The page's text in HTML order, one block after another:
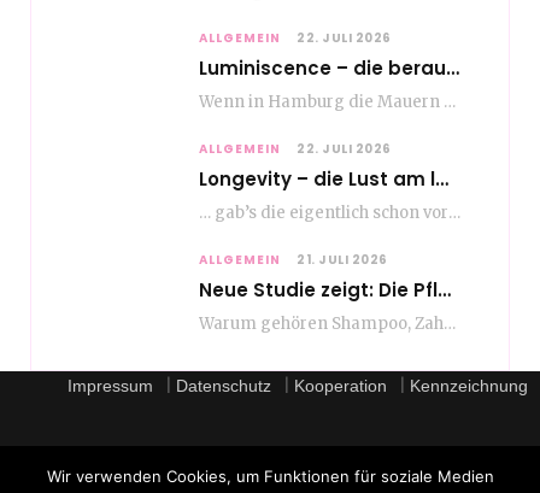
ALLGEMEIN 22. JULI 2026
Luminiscence – die berauschende Macht von klingenden Bildern
Wenn in Hamburg die Mauern zu sprechen beginnen, dann ist es die unverwechselbare, tiefsonore Stimme…
ALLGEMEIN 22. JULI 2026
Longevity – die Lust am langen Leben
… gab’s die eigentlich schon vor Erfindung des ultimativen Trends? Keine Ahnung – ich glaube,…
ALLGEMEIN 21. JULI 2026
Neue Studie zeigt: Die Pflegeroutine gibt dem Alltag Struktur
Warum gehören Shampoo, Zahnpasta oder Gesichtscreme für die meisten Menschen in Europa ganz selbstverständlich zum…
Impressum Datenschutz Kooperation Kennzeichnung
Wir verwenden Cookies, um Funktionen für soziale Medien